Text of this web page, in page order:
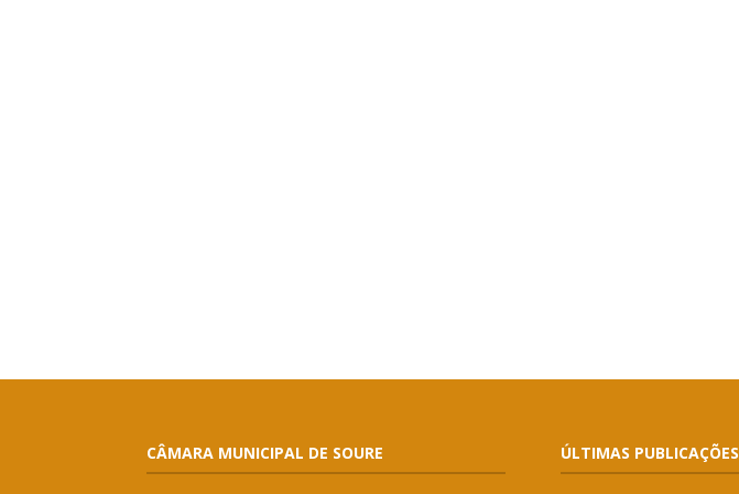
CÂMARA MUNICIPAL DE SOURE ÚLTIMAS PUBLICAÇÕES